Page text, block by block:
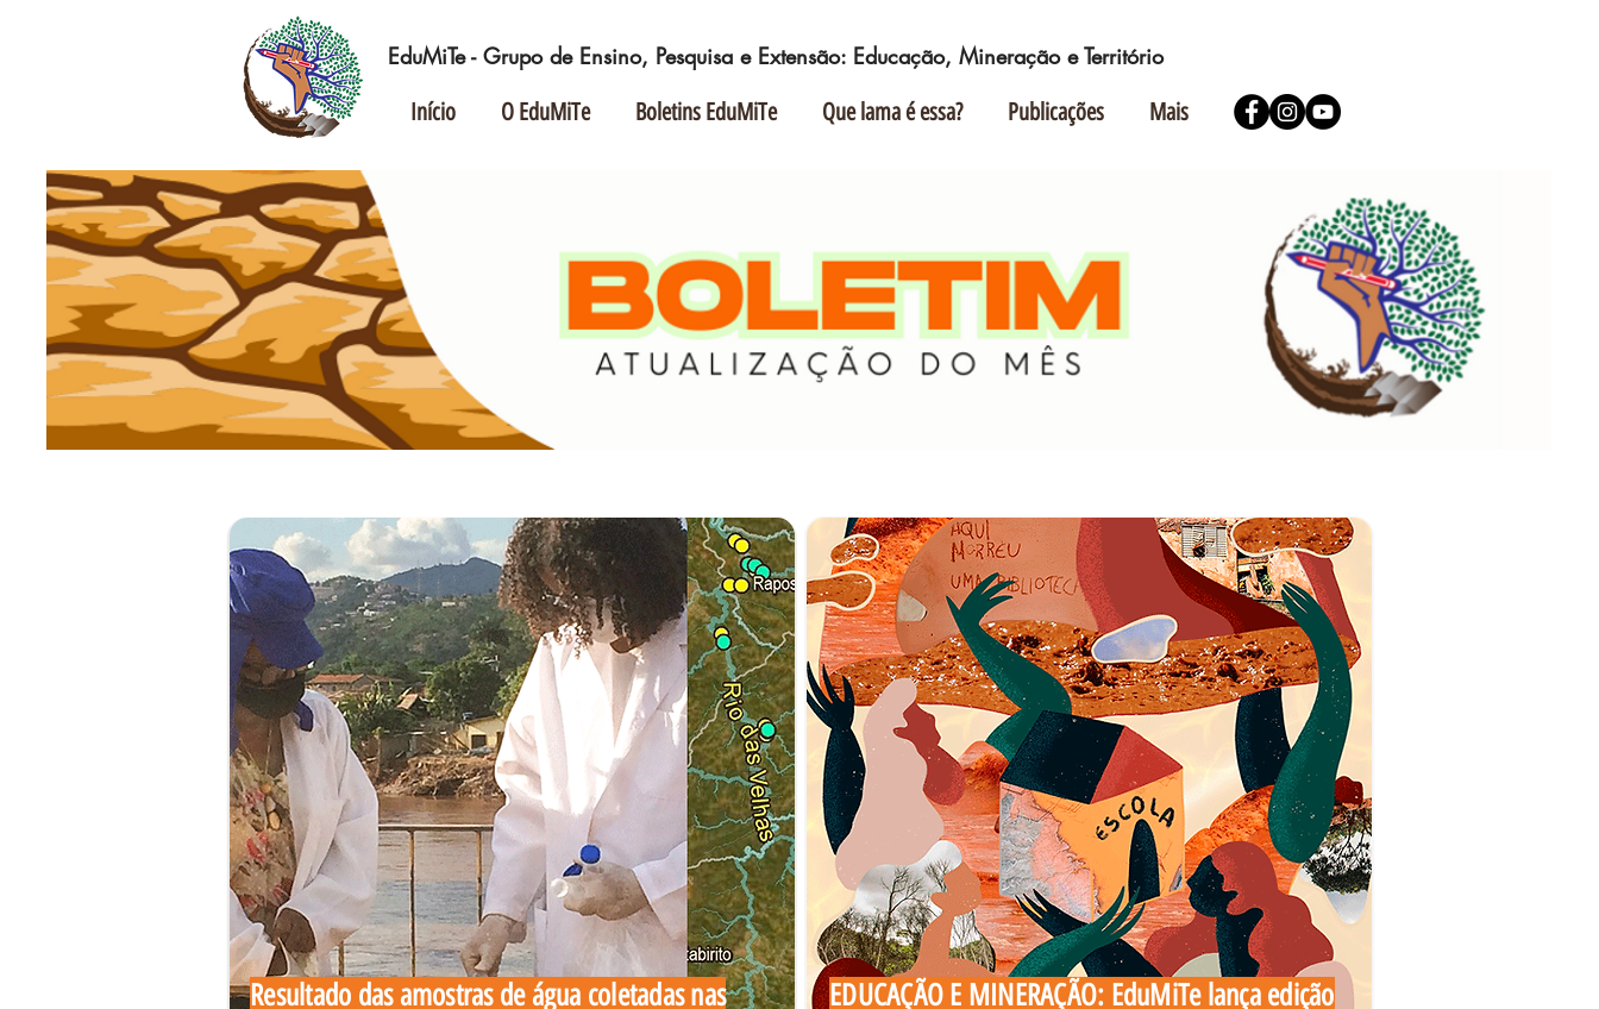
EduMiTe - Grupo de Ensino, Pesquisa e Extensão: Educação, Mineração e Território
Início
O EduMiTe Boletins EduMiTe Que lama é essa? Publicações Mais
Resultado das amostras de água coletadas nas
EDUCAÇÃO E MINERAÇÃO: EduMiTe lança edição